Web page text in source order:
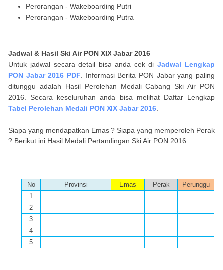
Perorangan - Wakeboarding Putri
Perorangan - Wakeboarding Putra
Jadwal & Hasil Ski AirPON XIX Jabar 2016
Untuk jadwal secara detail bisa anda cek diJadwal Lengkap
PON Jabar 2016 PDF. Informasi Berita PON Jabar yang paling
ditunggu adalah Hasil Perolehan Medali Cabang Ski Air PON
2016. Secara keseluruhan anda bisa melihat Daftar Lengkap
Tabel Perolehan Medali PON XIX Jabar 2016.
Siapa yang mendapatkan Emas ? Siapa yang memperoleh Perak
? Berikut ini Hasil Medali Pertandingan Ski Air PON 2016 :
No Provinsi Emas Perak
Perunggu
1
2
3
4
5